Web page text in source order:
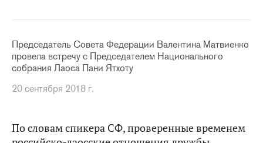
Председатель Совета Федерации Валентина Матвиенко
провела встречу с Председателем Национального
собрания Лаоса Пани Ятхоту
20 сентября 2018 г.
По словам спикера СФ, проверенные временем